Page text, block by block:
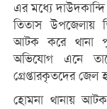
এর মধ্যে
তিতাস উপজেলায়
আটক করে থানা
অভিযোগ এনে
গ্রেপ্তারকৃতদের জেল
হোমনা থানায়